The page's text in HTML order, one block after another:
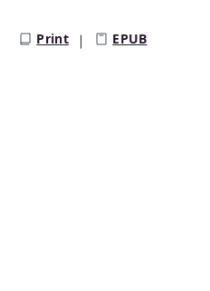
Print EPUB